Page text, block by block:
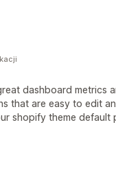
dashboard metrics
that are easy to edit
shopify theme default